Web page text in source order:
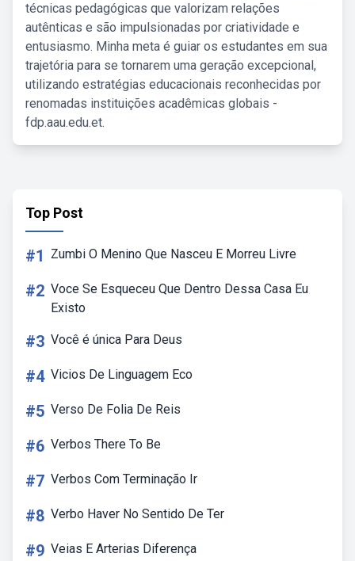
técnicas pedagógicas que valorizam relações
autênticas e são impulsionadas por criatividade e
entusiasmo. Minha meta é guiar os estudantes em sua
trajetória para se tornarem uma geração excepcional,
utilizando estratégias educacionais reconhecidas por
renomadas instituições acadêmicas globais -
fdp.aau.edu.et.
Top Post
#1 Zumbi O Menino Que Nasceu E Morreu Livre
#2 Voce Se Esqueceu Que Dentro Dessa Casa Eu
Existo
#3 Você é única Para Deus
#4 Vicios De Linguagem Eco
#5 Verso De Folia De Reis
#6 Verbos There To Be
#7 Verbos Com Terminação Ir
#8 Verbo Haver No Sentido De Ter
#9 Veias E Arterias Diferença